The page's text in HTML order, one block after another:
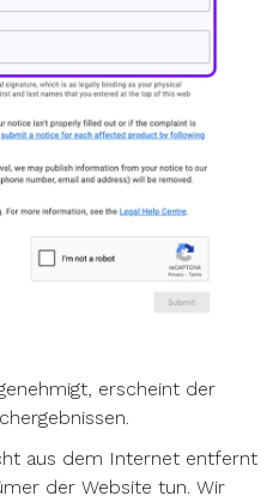
erscheint der
aus dem Internet entfernt
der Website tun. Wir